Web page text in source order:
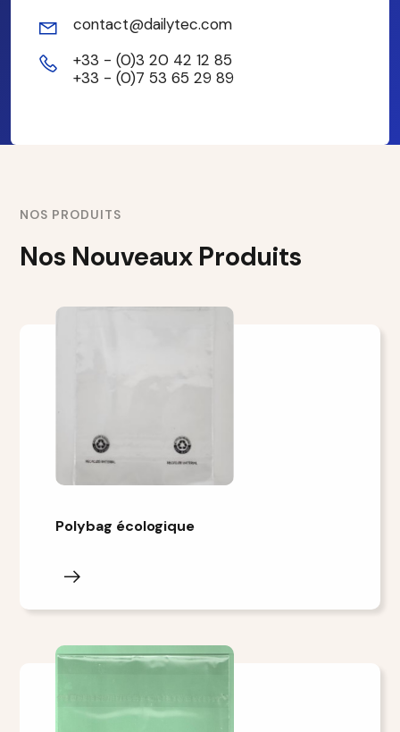
contact@dailytec.com
+33 - (0)3 20 42 12 85
+33 - (0)7 53 65 29 89
NOS PRODUITS
Nos Nouveaux Produits
Polybag écologique